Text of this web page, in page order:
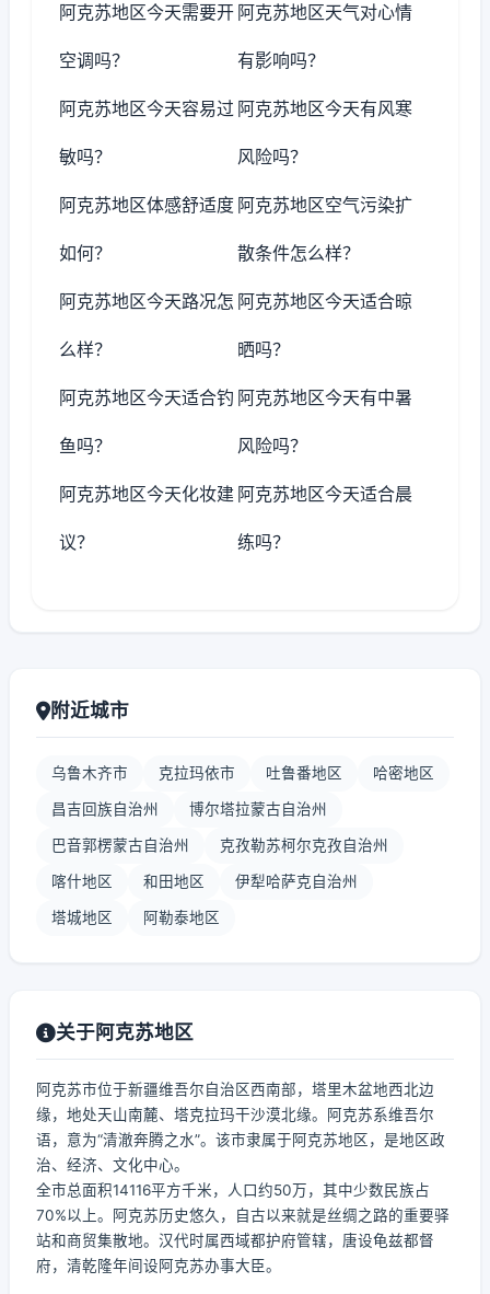
阿克苏地区今天需要开
空调吗？
阿克苏地区天气对心情
有影响吗？
阿克苏地区今天容易过
敏吗？
阿克苏地区今天有风寒
风险吗？
阿克苏地区体感舒适度
如何？
阿克苏地区空气污染扩
散条件怎么样？
阿克苏地区今天路况怎
么样？
阿克苏地区今天适合晾
晒吗？
阿克苏地区今天适合钓
鱼吗？
阿克苏地区今天有中暑
风险吗？
阿克苏地区今天化妆建
议？
阿克苏地区今天适合晨
练吗？
附近城市
乌鲁木齐市 克拉玛依市 吐鲁番地区 哈密地区
昌吉回族自治州 博尔塔拉蒙古自治州
巴音郭楞蒙古自治州 克孜勒苏柯尔克孜自治州
喀什地区 和田地区 伊犁哈萨克自治州
塔城地区 阿勒泰地区
关于阿克苏地区
阿克苏市位于新疆维吾尔自治区西南部，塔里木盆地西北边
缘，地处天山南麓、塔克拉玛干沙漠北缘。阿克苏系维吾尔
语，意为“清澈奔腾之水”。该市隶属于阿克苏地区，是地区政
治、经济、文化中心。
全市总面积14116平方千米，人口约50万，其中少数民族占
70%以上。阿克苏历史悠久，自古以来就是丝绸之路的重要驿
站和商贸集散地。汉代时属西域都护府管辖，唐设龟兹都督
府，清乾隆年间设阿克苏办事大臣。